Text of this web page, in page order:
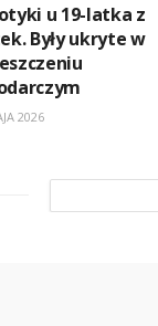
u 19-latka z
Były ukryte w
2026